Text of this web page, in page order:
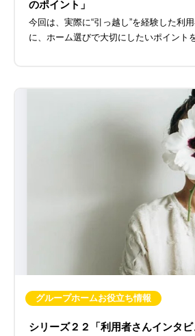
のポイント」
今回は、実際に“引っ越し”を経験した利
に、ホーム選びで大切にしたいポイント
グループホームお役立ち情報
シリーズ２２「利用者さんインタ